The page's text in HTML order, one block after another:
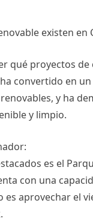
existen en
qué proyectos
convertido en
y ha
y limpio.
es el
con una
es aprovechar el